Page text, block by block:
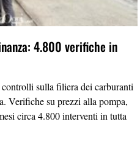
4.800 verifiche in
sulla filiera dei carburanti
Verifiche su prezzi alla pompa,
circa 4.800 interventi in tutta